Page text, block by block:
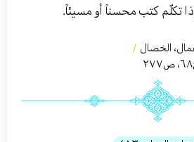
تكلّم كتب محسناً أو مسيئاً.
الخصال /
٦٨، ص٢٧٧